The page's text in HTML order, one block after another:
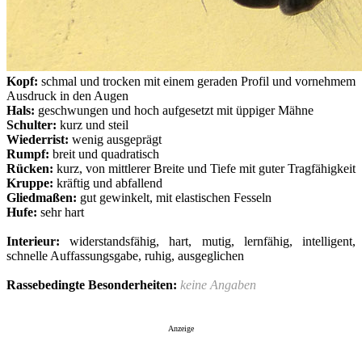
Kopf: schmal und trocken mit einem geraden Profil und vornehmem
Ausdruck in den Augen
Hals: geschwungen und hoch aufgesetzt mit üppiger Mähne
Schulter: kurz und steil
Wiederrist: wenig ausgeprägt
Rumpf: breit und quadratisch
Rücken: kurz, von mittlerer Breite und Tiefe mit guter Tragfähigkeit
Kruppe: kräftig und abfallend
Gliedmaßen: gut gewinkelt, mit elastischen Fesseln
Hufe: sehr hart
Interieur:widerstandsfähig, hart, mutig, lernfähig, intelligent,
schnelle Auffassungsgabe, ruhig, ausgeglichen
Rassebedingte Besonderheiten: keine Angaben
Anzeige